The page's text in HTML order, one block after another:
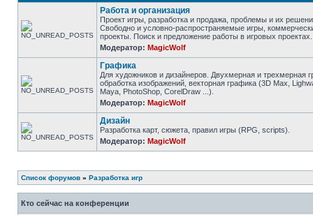
Работа и организация
Проект игры, разработка и продажа, проблемы и их
Свободно и условно-распространяемые игры,
проекты. Поиск и предложение работы в игровых проектах.
Модератор: MagicWolf
Графика
Для художников и дизайнеров. Двухмерная и трехмерная
обработка изображений, векторная графика (3D Max,
Maya, PhotoShop, CorelDraw ...).
Модератор: MagicWolf
Дизайн
Разработка карт, сюжета, правил игры (RPG, scripts).
Модератор: MagicWolf
Список форумов » Разработка игр
Кто сейчас на конференции